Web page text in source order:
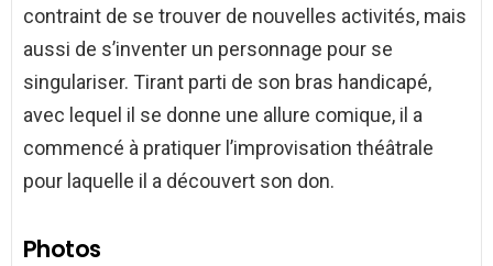
contraint de se trouver de nouvelles activités, mais
aussi de s’inventer un personnage pour se
singulariser. Tirant parti de son bras handicapé,
avec lequel il se donne une allure comique, il a
commencé à pratiquer l’improvisation théâtrale
pour laquelle il a découvert son don.
Photos